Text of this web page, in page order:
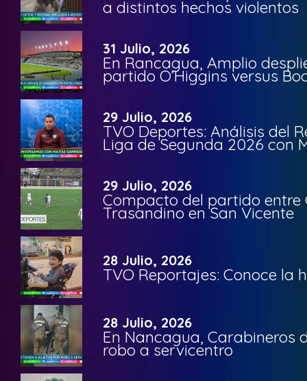
a distintos hechos violentos
31 Julio, 2026
En Rancagua, Amplio
partido O’Higgins versus
29 Julio, 2026
TVO Deportes: Análisis del
Liga de Segunda 2026 con
29 Julio, 2026
Compacto del partido entre
Trasandino en San Vicente
28 Julio, 2026
TVO Reportajes: Conoce la
28 Julio, 2026
En Nancagua, Carabineros
robo a servicentro